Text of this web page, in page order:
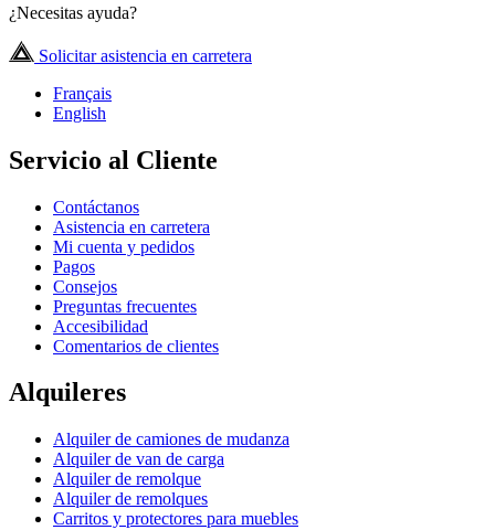
¿Necesitas ayuda?
Solicitar asistencia en carretera
Français
English
Servicio al Cliente
Contáctanos
Asistencia en carretera
Mi cuenta y pedidos
Pagos
Consejos
Preguntas frecuentes
Accesibilidad
Comentarios de clientes
Alquileres
Alquiler de camiones de mudanza
Alquiler de van de carga
Alquiler de remolque
Alquiler de remolques
Carritos y protectores para muebles